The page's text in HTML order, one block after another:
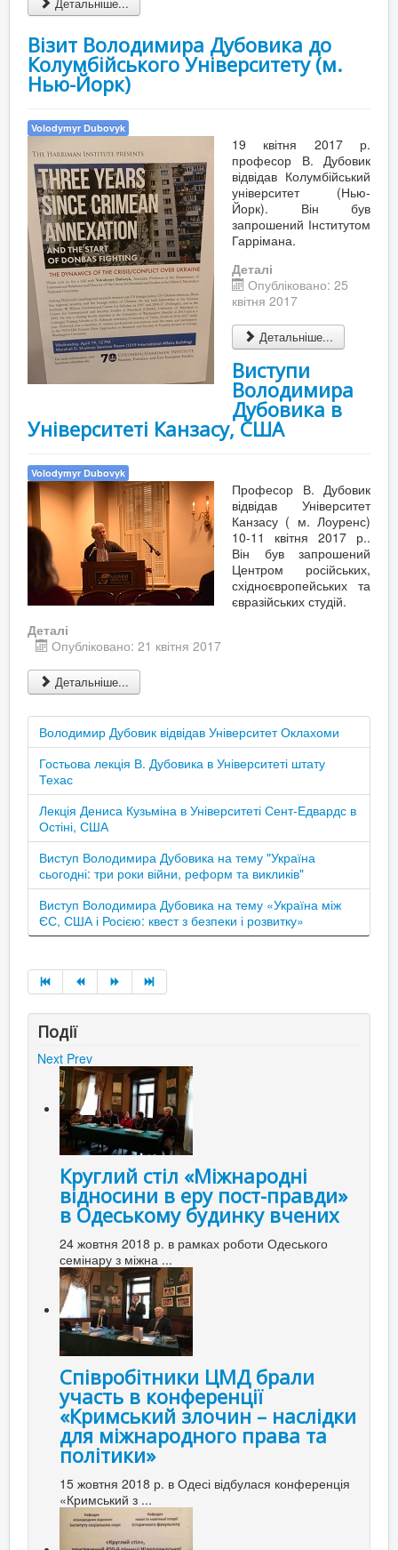
Візит Володимира Дубовика до
Колумбійського Університету (м.
Нью-Йорк)
Volodymyr Dubovyk
19 квітня 2017 р.
професор В. Дубовик
відвідав Колумбійський
університет (Нью-
Йорк). Він був
запрошений Інститутом
Гаррімана.
Деталі
Опубліковано: 25
квітня 2017
Детальніше...
Виступи
Володимира
Дубовика в
Університеті Канзасу, США
Volodymyr Dubovyk
Професор В. Дубовик
відвідав Університет
Канзасу ( м. Лоуренс)
10-11 квітня 2017 р..
Він був запрошений
Центром російських,
східноєвропейських та
євразійських студій.
Деталі
Опубліковано: 21 квітня 2017
Детальніше...
Володимир Дубовик відвідав Університет Оклахоми
Гостьова лекція В. Дубовика в Університеті штату
Техас
Лекція Дениса Кузьміна в Університеті Сент-Едвардс в
Остіні, США
Виступ Володимира Дубовика на тему "Україна
сьогодні: три роки війни, реформ та викликів"
Виступ Володимира Дубовика на тему «Україна між
ЄС, США і Росією: квест з безпеки і розвитку»
Події
Next Prev
Круглий стіл «Міжнародні
відносини в еру пост-правди»
в Одеському будинку вчених
24 жовтня 2018 р. в рамках роботи Одеського
семінару з міжна ...
Співробітники ЦМД брали
участь в конференції
«Кримський злочин – наслідки
для міжнародного права та
політики»
15 жовтня 2018 р. в Одесі відбулася конференція
«Кримський з ...